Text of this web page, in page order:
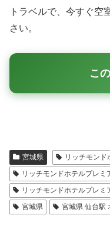
トラベルで、今すぐ空
さい。
こ
宮城県
リッチモンド
リッチモンドホテルプレミ
リッチモンドホテルプレミ
宮城県
宮城県 仙台駅